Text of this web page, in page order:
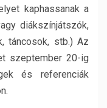
kaphassanak a
diákszínjátszók,
táncosok, stb.) Az
szeptember 20-ig
és referenciák